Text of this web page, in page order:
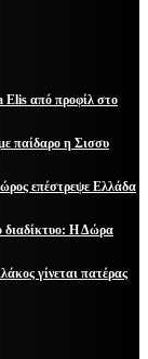
Elis από προφίλ στο
παίδαρο η Σισσυ
επέστρεψε Ελλάδα
διαδίκτυο: Η Δώρα
γίνεται πατέρας